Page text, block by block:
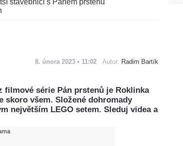
8. února 2023 • 11:02 Autor: Radim Bartík
filmové série Pán prstenů je Roklinka
skoro všem. Složené dohromady
největším LEGO setem. Sleduj videa a